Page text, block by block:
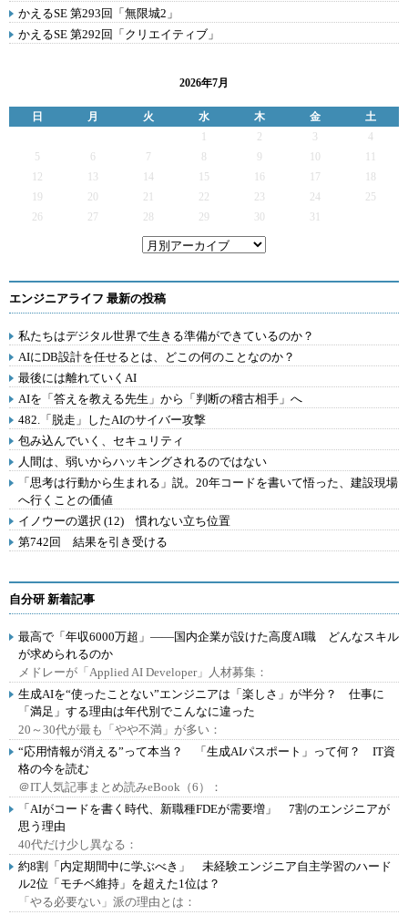
かえるSE 第293回「無限城2」
かえるSE 第292回「クリエイティブ」
2026年7月
日 月 火 水 木 金
土
1
2 3
4
5
6 7 8 9 10
11
12
13 14 15 16 17
18
19
20 21 22 23 24
25
26
27 28 29 30 31
エンジニアライフ 最新の投稿
私たちはデジタル世界で生きる準備ができているのか？
AIにDB設計を任せるとは、どこの何のことなのか？
最後には離れていくAI
AIを「答えを教える先生」から「判断の稽古相手」へ
482.「脱走」したAIのサイバー攻撃
包み込んでいく、セキュリティ
人間は、弱いからハッキングされるのではない
「思考は行動から生まれる」説。20年コードを書いて悟った、建設現場
へ行くことの価値
イノウーの選択 (12) 慣れない立ち位置
第742回 結果を引き受ける
自分研 新着記事
最高で「年収6000万超」――国内企業が設けた高度AI職 どんなスキル
が求められるのか
メドレーが「Applied AI Developer」人材募集：
生成AIを“使ったことない”エンジニアは「楽しさ」が半分？ 仕事に
「満足」する理由は年代別でこんなに違った
20～30代が最も「やや不満」が多い：
“応用情報が消える”って本当？ 「生成AIパスポート」って何？ IT資
格の今を読む
＠IT人気記事まとめ読みeBook（6）：
「AIがコードを書く時代、新職種FDEが需要増」 7割のエンジニアが
思う理由
40代だけ少し異なる：
約8割「内定期間中に学ぶべき」 未経験エンジニア自主学習のハード
ル2位「モチベ維持」を超えた1位は？
「やる必要ない」派の理由とは：